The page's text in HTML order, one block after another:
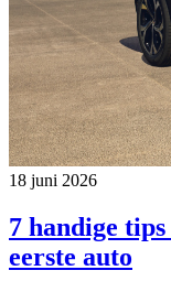
18 juni 2026
7 handige
eerste auto